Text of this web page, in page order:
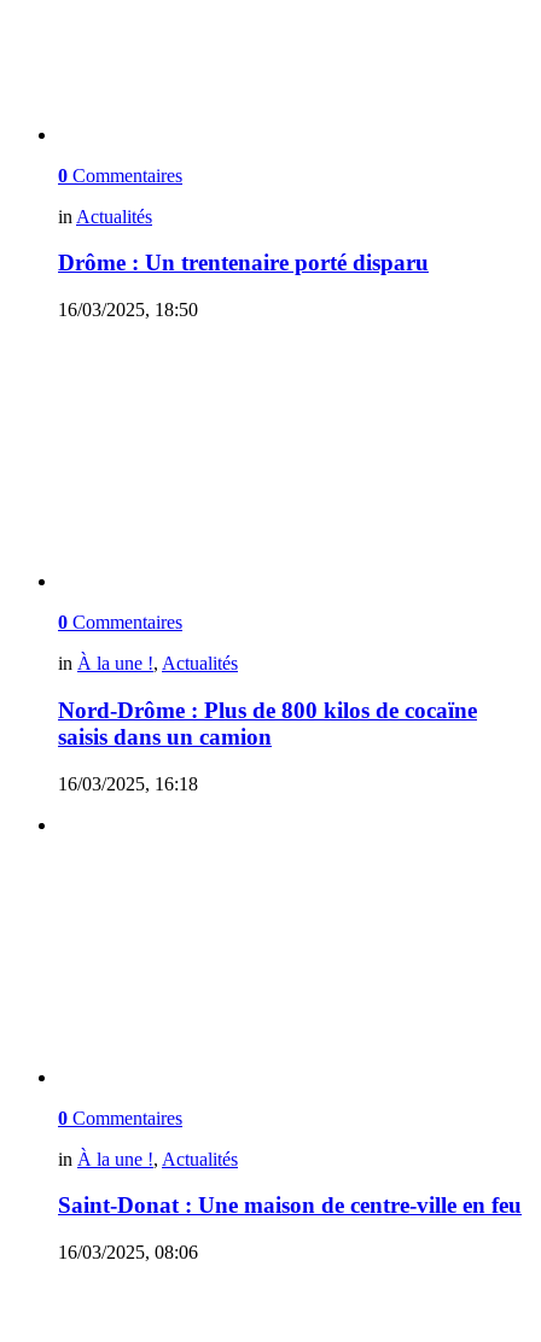
0 Commentaires
in Actualités
Drôme : Un trentenaire porté disparu
16/03/2025, 18:50
0 Commentaires
in À la une !, Actualités
Nord-Drôme : Plus de 800 kilos de cocaïne
saisis dans un camion
16/03/2025, 16:18
0 Commentaires
in À la une !, Actualités
Saint-Donat : Une maison de centre-ville en feu
16/03/2025, 08:06